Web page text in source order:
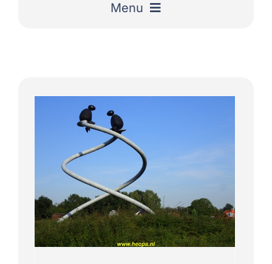
Menu
Lange Afstand Wandeltochten
Meerdaagse tochten
Buitenlandse Wandelingen
Recente Wandelingen